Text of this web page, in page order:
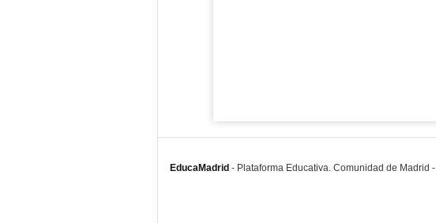
EducaMadrid - Plataforma Educativa. Comunidad de Madrid -